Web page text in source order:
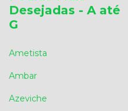
Desejadas - A até
G
Ametista
Ambar
Azeviche